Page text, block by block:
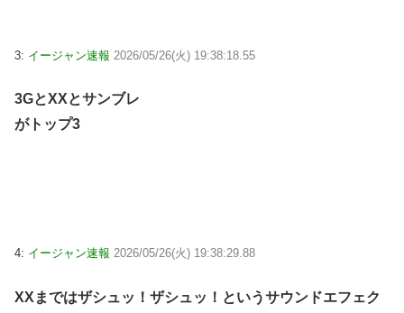
3: イージャン速報 2026/05/26(火) 19:38:18.55
3GとXXとサンブレ
がトップ3
4: イージャン速報 2026/05/26(火) 19:38:29.88
XXまではザシュッ！ザシュッ！というサウンドエフェク